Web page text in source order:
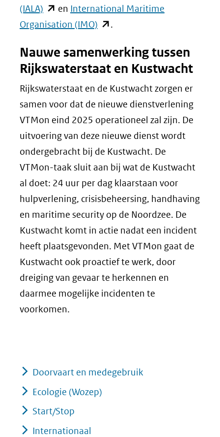
(IALA) (opent
in
venster)
(verwijst
naar
een
andere
website)
en International Maritime
Organisation (IMO) (opent
nieuw
venster)
(verwijst
naar
een
andere
website)
.
Nauwe samenwerking tussen
Rijkswaterstaat en Kustwacht
Rijkswaterstaat en de Kustwacht zorgen er
samen voor dat de nieuwe dienstverlening
VTMon eind 2025 operationeel zal zijn. De
uitvoering van deze nieuwe dienst wordt
ondergebracht bij de Kustwacht. De
VTMon-taak sluit aan bij wat de Kustwacht
al doet: 24 uur per dag klaarstaan voor
hulpverlening, crisisbeheersing, handhaving
en maritime security op de Noordzee. De
Kustwacht komt in actie nadat een incident
heeft plaatsgevonden. Met VTMon gaat de
Kustwacht ook proactief te werk, door
dreiging van gevaar te herkennen en
daarmee mogelijke incidenten te
voorkomen.
Doorvaart en medegebruik
Ecologie (Wozep)
Start/Stop
Internationaal